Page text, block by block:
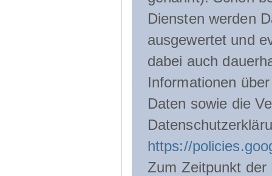
Diensten werden
ausgewertet und
dabei auch
Informationen
Daten sowie die
https://
Zum Zeitpunkt der